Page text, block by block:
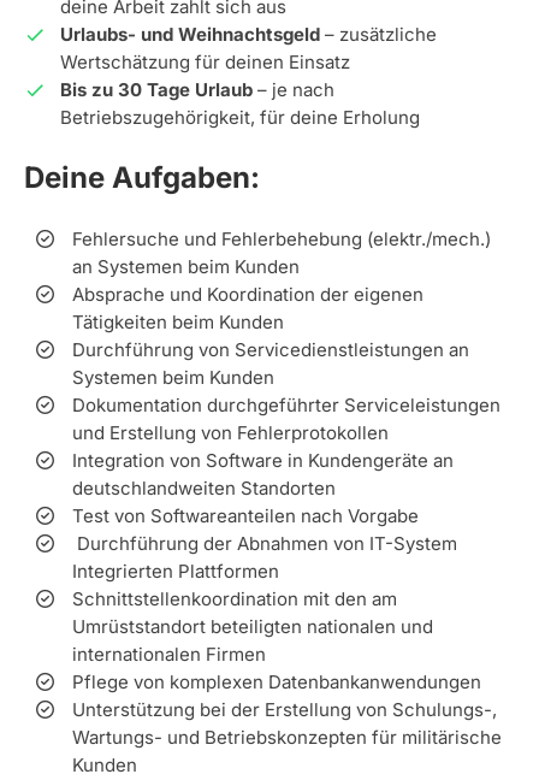
deine Arbeit zahlt sich aus
Urlaubs- und Weihnachtsgeld – zusätzliche
Wertschätzung für deinen Einsatz
Bis zu 30 Tage Urlaub – je nach
Betriebszugehörigkeit, für deine Erholung
Deine Aufgaben:
Fehlersuche und Fehlerbehebung (elektr./mech.)
an Systemen beim Kunden
Absprache und Koordination der eigenen
Tätigkeiten beim Kunden
Durchführung von Servicedienstleistungen an
Systemen beim Kunden
Dokumentation durchgeführter Serviceleistungen
und Erstellung von Fehlerprotokollen
Integration von Software in Kundengeräte an
deutschlandweiten Standorten
Test von Softwareanteilen nach Vorgabe
Durchführung der Abnahmen von IT-System
Integrierten Plattformen
Schnittstellenkoordination mit den am
Umrüststandort beteiligten nationalen und
internationalen Firmen
Pflege von komplexen Datenbankanwendungen
Unterstützung bei der Erstellung von Schulungs-,
Wartungs- und Betriebskonzepten für militärische
Kunden